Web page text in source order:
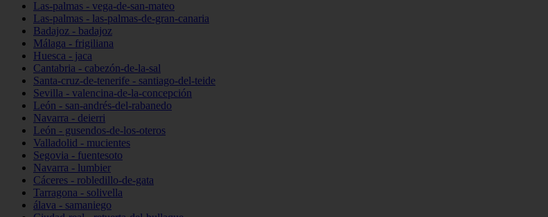
Las-palmas - vega-de-san-mateo
Las-palmas - las-palmas-de-gran-canaria
Badajoz - badajoz
Málaga - frigiliana
Huesca - jaca
Cantabria - cabezón-de-la-sal
Santa-cruz-de-tenerife - santiago-del-teide
Sevilla - valencina-de-la-concepción
León - san-andrés-del-rabanedo
Navarra - deierri
León - gusendos-de-los-oteros
Valladolid - mucientes
Segovia - fuentesoto
Navarra - lumbier
Cáceres - robledillo-de-gata
Tarragona - solivella
álava - samaniego